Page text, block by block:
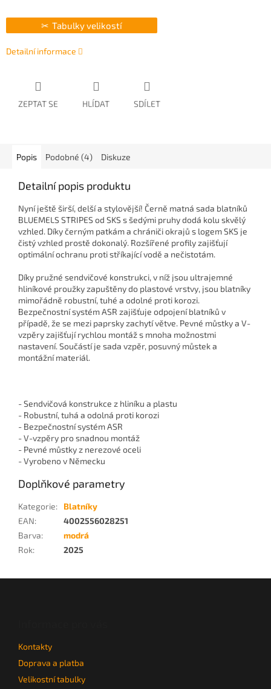
Tabulky velikostí
Detailní informace
ZEPTAT SE HLÍDAT SDÍLET
Popis Podobné (4) Diskuze
Detailní popis produktu
Nyní ještě širší, delší a stylovější! Černě matná sada blatníků
BLUEMELS STRIPES od SKS s šedými pruhy dodá kolu skvělý
vzhled. Díky černým patkám a chrániči okrajů s logem SKS je
čistý vzhled prostě dokonalý. Rozšířené profily zajišťují
optimální ochranu proti stříkající vodě a nečistotám.
Díky pružné sendvičové konstrukci, v níž jsou ultrajemné
hliníkové proužky zapuštěny do plastové vrstvy, jsou blatníky
mimořádně robustní, tuhé a odolné proti korozi.
Bezpečnostní systém ASR zajišťuje odpojení blatníků v
případě, že se mezi paprsky zachytí větve. Pevné můstky a V-
vzpěry zajišťují rychlou montáž s mnoha možnostmi
nastavení. Součástí je sada vzpěr, posuvný můstek a
montážní materiál.
- Sendvičová konstrukce z hliníku a plastu
- Robustní, tuhá a odolná proti korozi
- Bezpečnostní systém ASR
- V-vzpěry pro snadnou montáž
- Pevné můstky z nerezové oceli
- Vyrobeno v Německu
Doplňkové parametry
Kategorie:
Blatníky
EAN:
4002556028251
Barva:
modrá
Rok: 2025
Kontakty
Doprava a platba
Velikostní tabulky